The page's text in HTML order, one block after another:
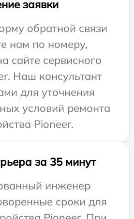
заявки
обратной связи
нам по номеру,
сайте сервисного
Наш консультант
для уточнения
условий ремонта
Pioneer.
за 35 минут
инженер
сроки для